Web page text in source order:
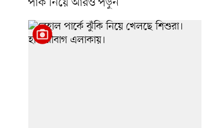
পার্ক নিয়ে আরও পড়ুন